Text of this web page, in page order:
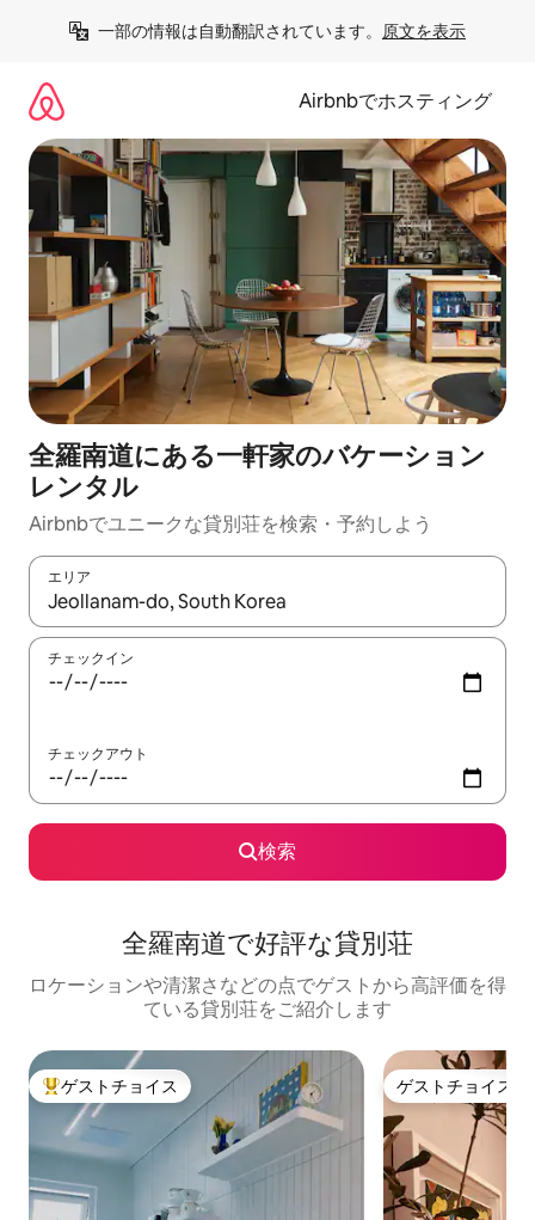
一部の情報は自動翻訳されています。 原文を表示
Airbnbでホスティング
全羅南道にある一軒家のバケーション
レンタル
Airbnbでユニークな貸別荘を検索・予約しよう
エリア
検索結果が表示されたら、上下の矢印キーを使って移動するか
チェックイン
チェックアウト
検索
全羅南道で好評な貸別荘
ロケーションや清潔さなどの点でゲストから高評価を得
ている貸別荘をご紹介します
大好評のゲストチョイスです。
ゲストチョイス ゲストチョイス
ゲストチョイス